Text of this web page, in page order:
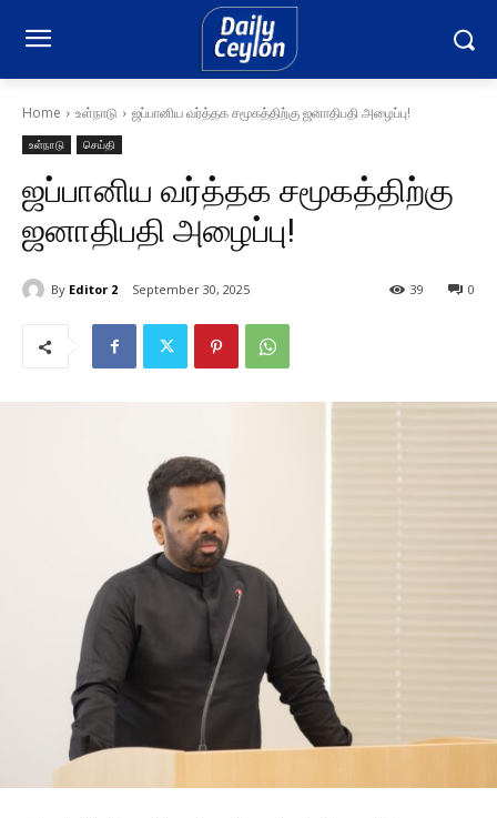
Home உள்நாடு ஜப்பானிய வர்த்தக சமூகத்திற்கு ஜனாதிபதி அழைப்பு!
உள்நாடு செய்தி
ஜப்பானிய வர்த்தக சமூகத்திற்கு
ஜனாதிபதி அழைப்பு!
By Editor 2 September 30, 2025 0
39